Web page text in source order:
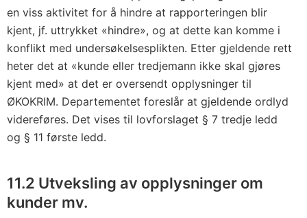
en viss aktivitet for å hindre at rapporteringen blir
kjent, jf. uttrykket «hindre», og at dette kan komme i
konflikt med undersøkelsesplikten. Etter gjeldende rett
heter det at «kunde eller tredjemann ikke skal gjøres
kjent med» at det er oversendt opplysninger til
ØKOKRIM. Departementet foreslår at gjeldende ordlyd
videreføres. Det vises til lovforslaget § 7 tredje ledd
og § 11 første ledd.
11.2 Utveksling av opplysninger om
kunder mv.